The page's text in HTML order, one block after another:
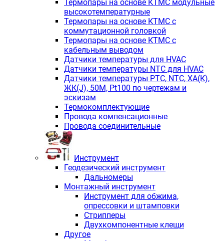
Термопары на основе КТМС модульные
высокотемпературные
Термопары на основе КТМС с
коммутационной головкой
Термопары на основе КТМС с
кабельным выводом
Датчики температуры для HVAC
Датчики температуры NTC для HVAC
Датчики температуры PTС, NTC, ХА(К),
ЖК(J), 50М, Pt100 по чертежам и
эскизам
Термокомплектующие
Провода компенсационные
Провода соединительные
Инструмент
Геодезический инструмент
Дальномеры
Монтажный инструмент
Инструмент для обжима,
опрессовки и штамповки
Стрипперы
Двухкомпонентные клещи
Другое